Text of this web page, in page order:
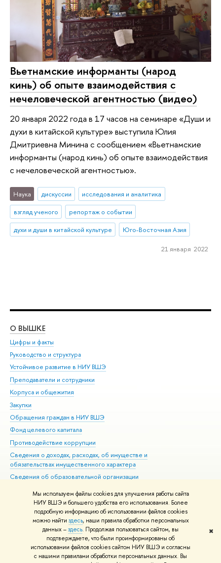
Мы используем файлы cookies для улучшения работы сайта
НИУ ВШЭ и большего удобства его использования. Более
подробную информацию об использовании файлов cookies
можно найти здесь, наши правила обработки персональных
данных –здесь. Продолжая пользоваться сайтом, вы
подтверждаете, что были проинформированы об
использовании файлов cookies сайтом НИУ ВШЭ и согласны
с нашими правилами обработки персональных данных. Вы
✖
Вьетнамские информанты (народ
кинь) об опыте взаимодействия с
нечеловеческой агентностью (видео)
20 января 2022 года в 17 часов на семинаре «Души и
духи в китайской культуре» выступила Юлия
Дмитриевна Минина с сообщением «Вьетнамские
информанты (народ кинь) об опыте взаимодействия
с нечеловеческой агентностью».
Наука дискуссии
исследования и аналитика
взгляд ученого
репортаж о событии
духи и души в китайской культуре
Юго-Восточная Азия
21 января 2022
О ВЫШКЕ
Цифры и факты
Руководство и структура
Устойчивое развитие в НИУ ВШЭ
Преподаватели и сотрудники
Корпуса и общежития
Закупки
Обращения граждан в НИУ ВШЭ
Фонд целевого капитала
Противодействие коррупции
Сведения о доходах, расходах, об имуществе и
обязательствах имущественного характера
Сведения об образовательной организации
Людям с ограниченными возможностями здоровья
Единая платежная страница
Работа в Вышке
© НИУ ВШЭ 1993–2026 Адреса и контакты Условия использования
материалов Политика конфиденциальности Карта сайта